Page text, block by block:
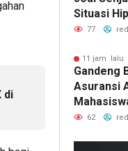
di
Situasi
“Game
77
11 jam lalu
Gandeng
Asuransi
Pertanian
62